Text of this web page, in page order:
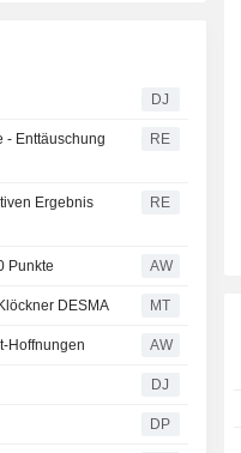
DJ
- Enttäuschung
RE
Ergebnis
RE
Punkte AW
DESMA MT
Hoffnungen AW
DJ
DP